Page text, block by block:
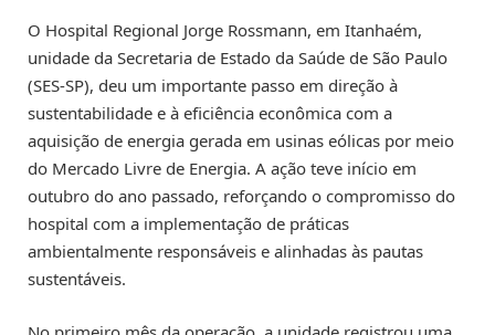
O Hospital Regional Jorge Rossmann, em Itanhaém,
unidade da Secretaria de Estado da Saúde de São Paulo
(SES-SP), deu um importante passo em direção à
sustentabilidade e à eficiência econômica com a
aquisição de energia gerada em usinas eólicas por meio
do Mercado Livre de Energia. A ação teve início em
outubro do ano passado, reforçando o compromisso do
hospital com a implementação de práticas
ambientalmente responsáveis e alinhadas às pautas
sustentáveis.